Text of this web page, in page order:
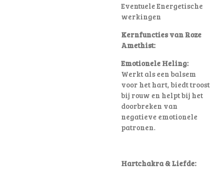
Eventuele Energetische
werkingen
Kernfuncties van Roze
Amethist:
Emotionele Heling:
Werkt als een balsem
voor het hart, biedt troost
bij rouw en helpt bij het
doorbreken van
negatieve emotionele
patronen.
Hartchakra & Liefde: